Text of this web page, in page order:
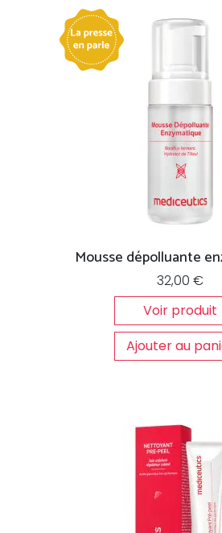
Mousse dépolluante
32,00 €
Voir produit
Ajouter au